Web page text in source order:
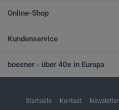
Online-Shop
Kundenservice
boesner - über 40x in Europa
Startseite Kontakt Newsletter